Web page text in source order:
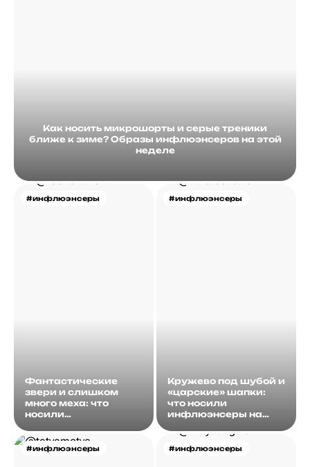
Как носить микрошорты и серые треники
ближе к зиме? Образы инфлюэнсеров на этой
неделе
#инфлюэнсеры
Фантастические
звери и слишком
много меха: что
носили
этой неделе?
#инфлюэнсеры
Кружево под шубой и
«царские» шапки:
что носили
инфлюэнсеры на
#инфлюэнсеры #инфлюэнсеры